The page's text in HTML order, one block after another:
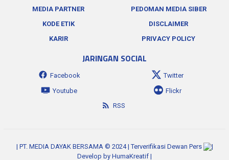
MEDIA PARTNER
PEDOMAN MEDIA SIBER
KODE ETIK
DISCLAIMER
KARIR
PRIVACY POLICY
JARINGAN SOCIAL
Facebook
Twitter
Youtube
Flickr
RSS
| PT. MEDIA DAYAK BERSAMA © 2024 | Terverifikasi Dewan Pers
|
Develop by HumaKreatif |